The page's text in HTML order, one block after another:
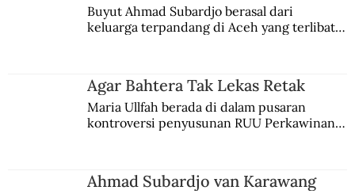
Buyut Ahmad Subardjo berasal dari
keluarga terpandang di Aceh yang terlibat
Agar Bahtera Tak Lekas Retak
Maria Ullfah berada di dalam pusaran
kontroversi penyusunan RUU Perkawinan.
Ahmad Subardjo van Karawang